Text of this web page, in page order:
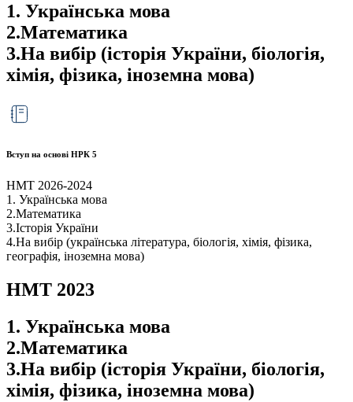
1. Українська мова
2.Математика
3.На вибір (історія України, біологія,
хімія, фізика, іноземна мова)
Вступ на основі НРК 5
НМТ 2026-2024
1. Українська мова
2.Математика
3.Історія України
4.На вибір (українська література, біологія, хімія, фізика,
географія, іноземна мова)
НМТ 2023
1. Українська мова
2.Математика
3.На вибір (історія України, біологія,
хімія, фізика, іноземна мова)